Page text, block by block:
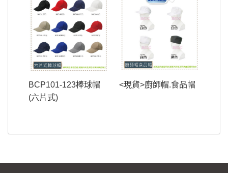
BCP101-123棒球帽
(六片式)
<現貨>廚師帽.食品帽